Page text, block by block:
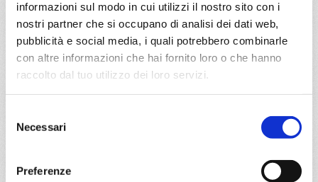
informazioni sul modo in cui utilizzi il nostro sito con i
nostri partner che si occupano di analisi dei dati web,
pubblicità e social media, i quali potrebbero combinarle
con altre informazioni che hai fornito loro o che hanno
raccolto dal tuo utilizzo dei loro servizi.
delNecessari
Preferenze
DETTAGLI
daCivitavecchia
Civitavecchia, Barcellona, Siviglia (cadice), Tenerife,